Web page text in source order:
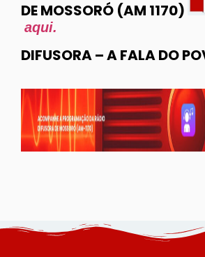
DE MOSSORÓ (AM 1170)
aqui.
DIFUSORA – A FALA DO